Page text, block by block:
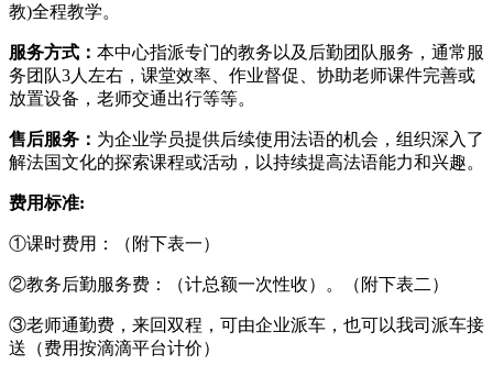
教)全程教学。
服务方式： 本中心指派专门的教务以及后勤团队服务，通常服
务团队3人左右，课堂效率、作业督促、协助老师课件完善或
放置设备，老师交通出行等等。
售后服务： 为企业学员提供后续使用法语的机会，组织深入了
解法国文化的探索课程或活动，以持续提高法语能力和兴趣。
费用标准:
①课时费用：（附下表一）
②教务后勤服务费：（计总额一次性收）。（附下表二）
③老师通勤费，来回双程，可由企业派车，也可以我司派车接
送（费用按滴滴平台计价）